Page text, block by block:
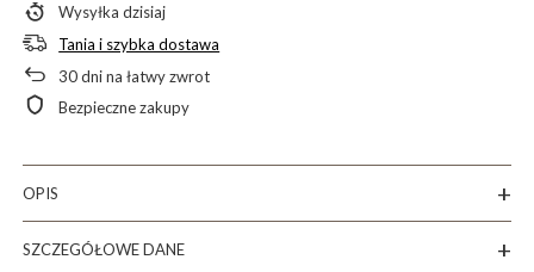
Wysyłkadzisiaj
Tania i szybka dostawa
30dni na łatwy zwrot
Bezpieczne zakupy
OPIS
SZCZEGÓŁOWE DANE